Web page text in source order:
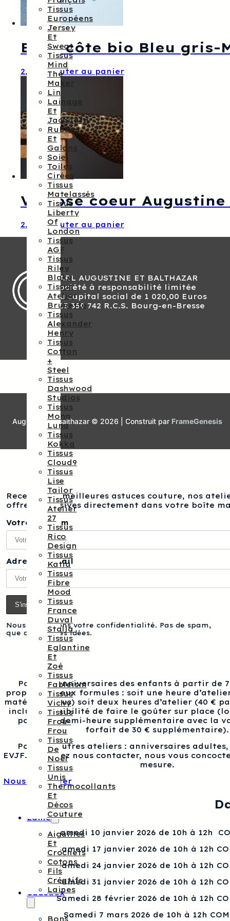
Tissus
Européens
Jersey
Et
Sweat
Tissus
Mind
The
Maker
Lin
Lainage
Et
Jacquard
Rubans
Et
Galons
Soie
Toiles
Cirées
Tissus
Matelassés
Tissus
Liberty
Of
London
Tissus
AGF
Tissus
Riley
Blake
Tissus
Atelier
Brunette
Tissus
Alexander
Henry
Tissus
Cotton
+
Steel
Tissus
Dashwood
Studios
Tissus
Mona
Luna
Tissus
Kokka
Tissus
Cloud9
Tissus
Lise
Tailor
Tissus
Atelier
27
Tissus
Rico
Design
Tissus
Katia
Tissus
Fibre
Mood
Tissus
France
Duval
Stalla
Tissus
Eglantine
Et
Zoé
Tissus
Fableism
Tissus
Vichy
Tissus
Frou-
Frou
Tissus
De
Noël
Tissus
Unis
Thermocollants
Et
Décos
Couture
Laine
Aiguilles
Et
Crochets
Cotons
Fils
Créatifs
Laines
Cadeaux
Bons
Bord côte bio Bleu gris-
2,20 Ajouter au panier
Viscose coeur
2,20 Ajouter au panier
SARL AUGUSTINE ET BALTHAZAR
Société à responsabilité limitée
Au capital social de 1 020,00 Euros
813 359 742 R.C.S. Bourg-en-Bresse
Augustine et Balthazar © 2026 | Construit par FrameGenesis
Recevez nos meilleures astuces couture, nos
offres exclusives directement dans votre boîte
Votre prénom
Adresse e-mail
Nous respectons votre confidentialité. Pas de spam,
que des bonnes idées.
Pour les anniversaires des enfants à partir de
proposons deux formules : soit une heure
matériel inclus) soit deux heures d’atelier (40 €
inclus), possibilité de faire le goûter sur place
pour une demi-heure supplémentaire avec la
forfait de 30 € supplémentaire).
Pour les autres ateliers : anniversaires
EVJF…, veuillez nous contacter, nous vous
mesure.
Nous contacter
Samedi 10 janvier 2026 de 10h à 12h
Samedi 17 janvier 2026 de 10h à 12h
Samedi 24 janvier 2026 de 10h à 12h
Samedi 31 janvier 2026 de 10h à 12h
Samedi 28 février 2026 de 10h à 12h
Samedi 7 mars 2026 de 10h à 12h